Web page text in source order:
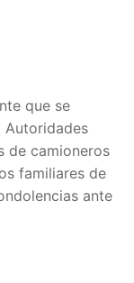
que se
Autoridades
de camioneros
familiares de
ante